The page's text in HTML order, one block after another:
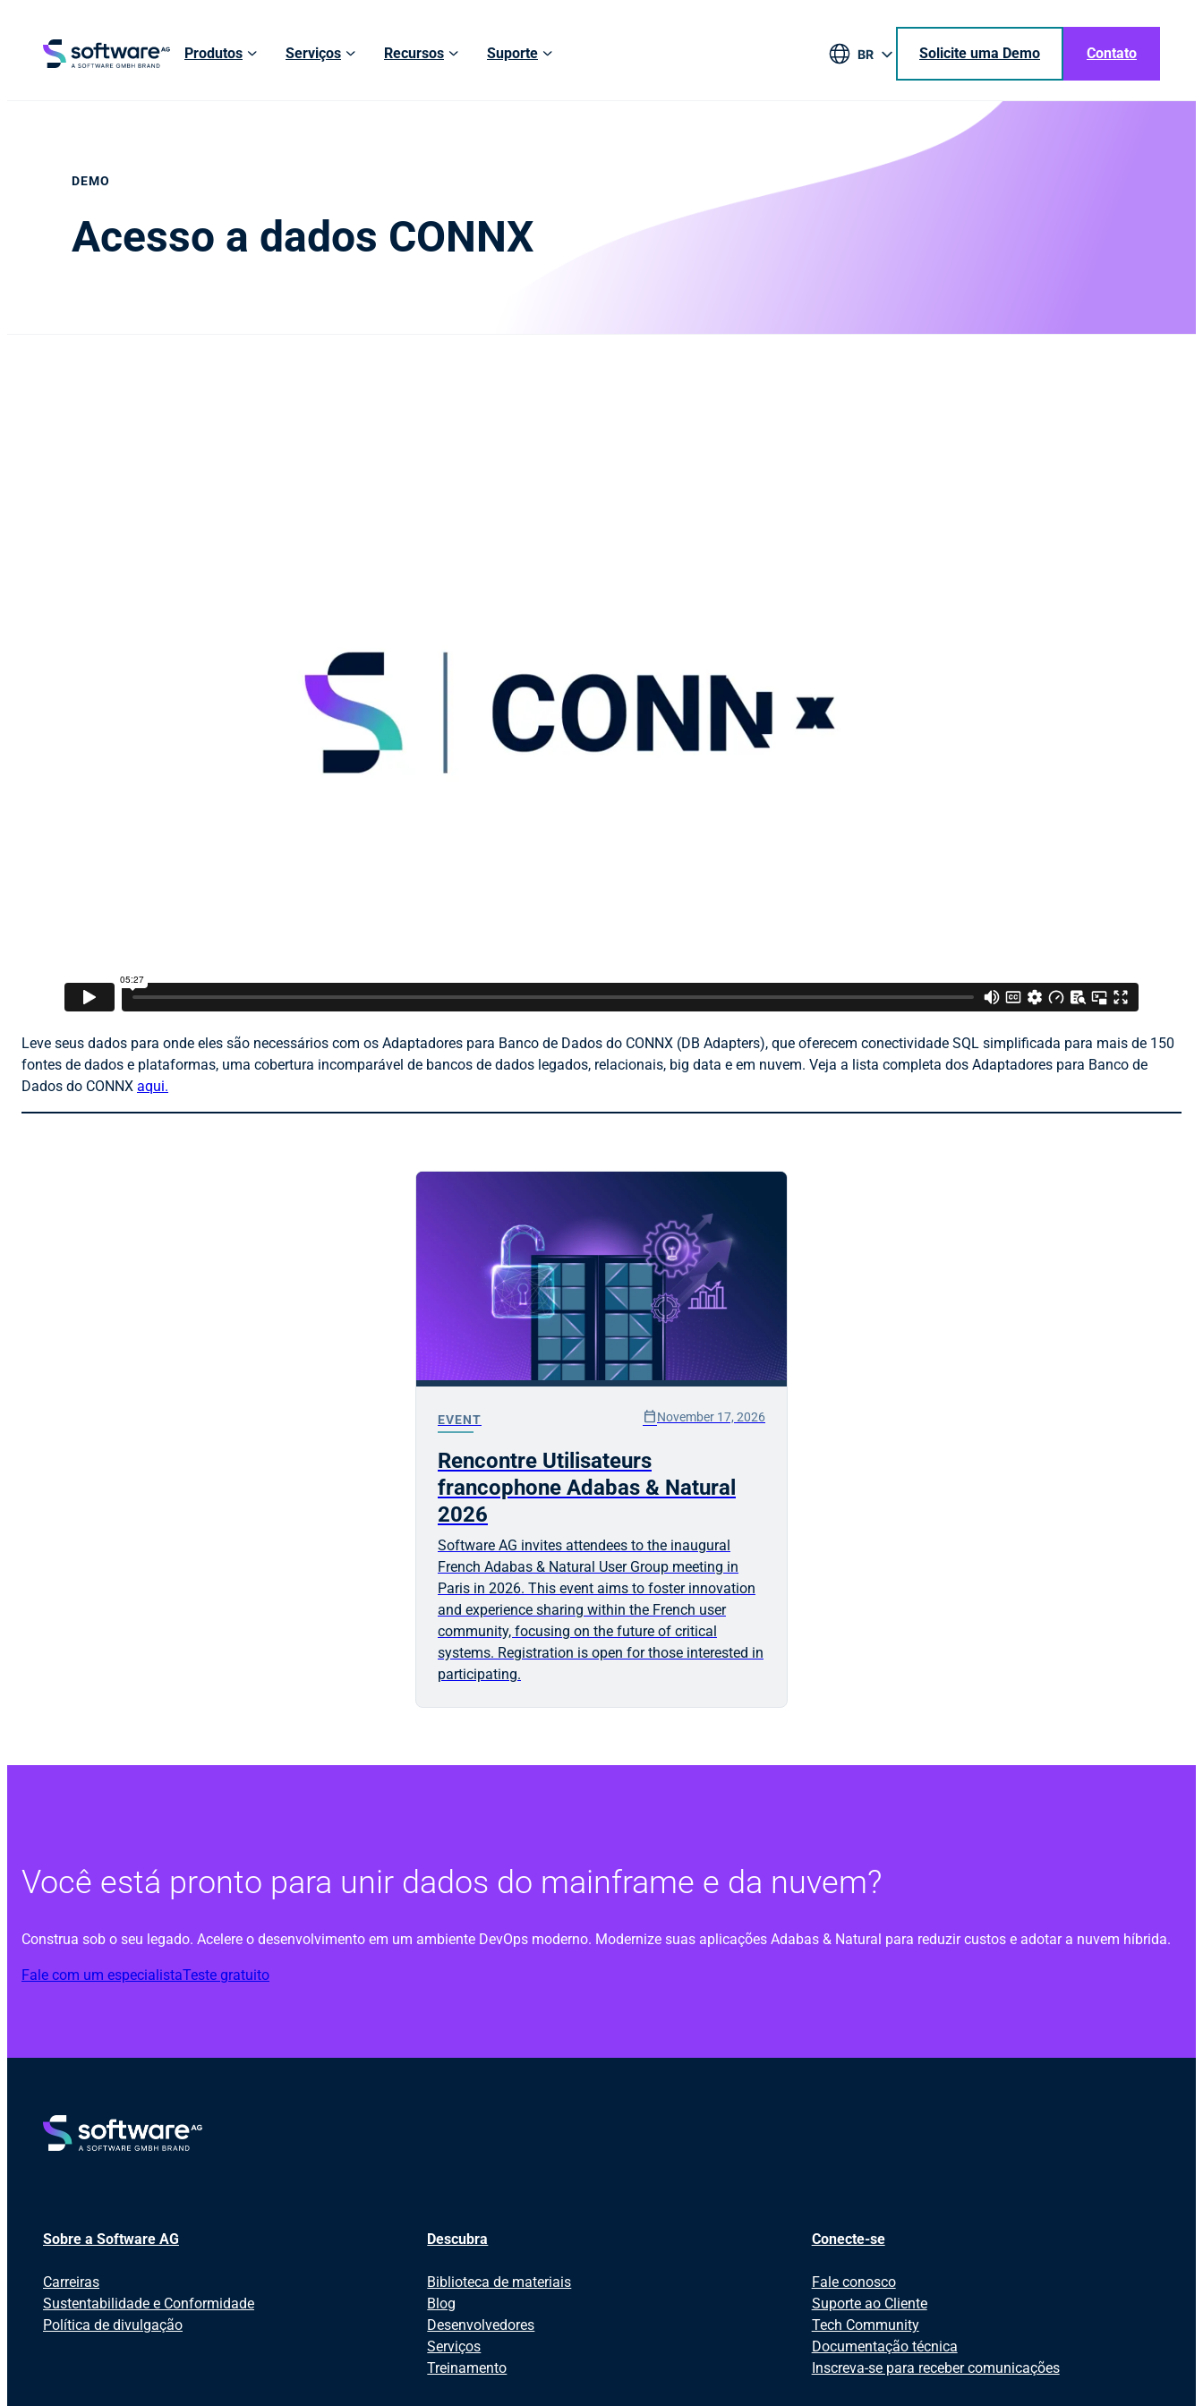
Produtos Serviços Recursos Suporte
BR
Solicite uma Demo Contato
DEMO
Acesso a dados CONNX
Leve seus dados para onde eles são necessários com os Adaptadores para Banco de Dados do CONNX (DB Adapters), que oferecem conectividade SQL simplificada para mais de 150
fontes de dados e plataformas, uma cobertura incomparável de bancos de dados legados, relacionais, big data e em nuvem. Veja a lista completa dos Adaptadores para Banco de
Dados do CONNX aqui.
EVENT calendar_todayNovember 17, 2026
Rencontre Utilisateurs
francophone Adabas & Natural
2026
Software AG invites attendees to the inaugural
French Adabas & Natural User Group meeting in
Paris in 2026. This event aims to foster innovation
and experience sharing within the French user
community, focusing on the future of critical
systems. Registration is open for those interested in
participating.
Você está pronto para unir dados do mainframe e da nuvem?
Construa sob o seu legado. Acelere o desenvolvimento em um ambiente DevOps moderno. Modernize suas aplicações Adabas & Natural para reduzir custos e adotar a nuvem híbrida.
Fale com um especialistaTeste gratuito
Sobre a Software AG
Carreiras
Sustentabilidade e Conformidade
Política de divulgação
Descubra
Biblioteca de materiais
Blog
Desenvolvedores
Serviços
Treinamento
Conecte-se
Fale conosco
Suporte ao Cliente
Tech Community
Documentação técnica
Inscreva-se para receber comunicações